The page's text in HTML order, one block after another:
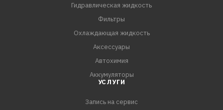
Гидравлическая жидкость
Фильтры
Охлаждающая жидкость
Аксессуары
Автохимия
Аккумуляторы
УСЛУГИ
Запись на сервис